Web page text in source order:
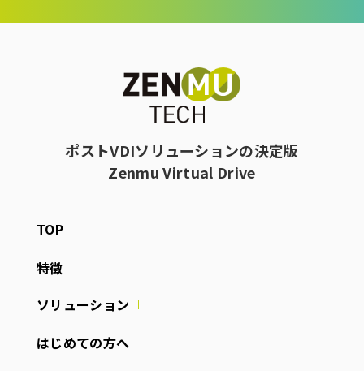
ポストVDIソリューションの決定版
Zenmu Virtual Drive
TOP
特徴
ソリューション
はじめての方へ